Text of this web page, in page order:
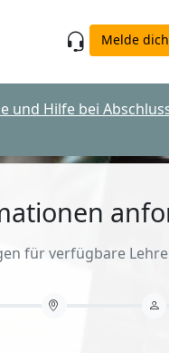
Melde
und Hilfe bei
für verfügbare